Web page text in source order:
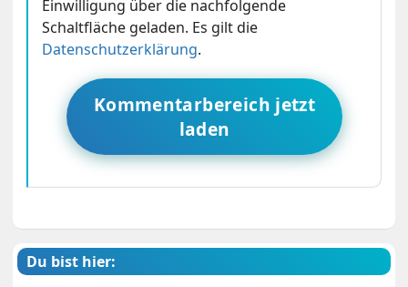
Einwilligung über die nachfolgende
Schaltfläche geladen. Es gilt die
Datenschutzerklärung.
Kommentarbereich jetzt
laden
Du bist hier: